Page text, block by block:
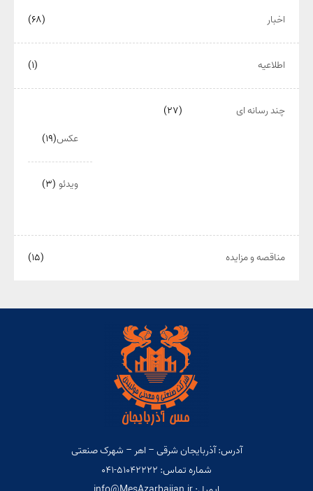
اخبار (۶۸)
اطلاعیه (۱)
چند رسانه ای
(۲۷)
عکس(۱۹)
ویدئو (۳)
مناقصه و مزایده (۱۵)
آدرس: آذربایجان شرقی – اهر – شهرک صنعتی
شماره تماس: ۵۱۰۴۲۲۲۲-۰۴۱